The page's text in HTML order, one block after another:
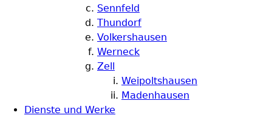
Sennfeld
Thundorf
Volkershausen
Werneck
Zell
Weipoltshausen
Madenhausen
Dienste und Werke